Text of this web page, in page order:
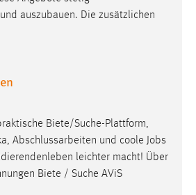
auszubauen. Die zusätzlichen
Biete/Suche-Plattform,
Abschlussarbeiten und coole Jobs
leichter macht! Über
Biete / Suche AViS